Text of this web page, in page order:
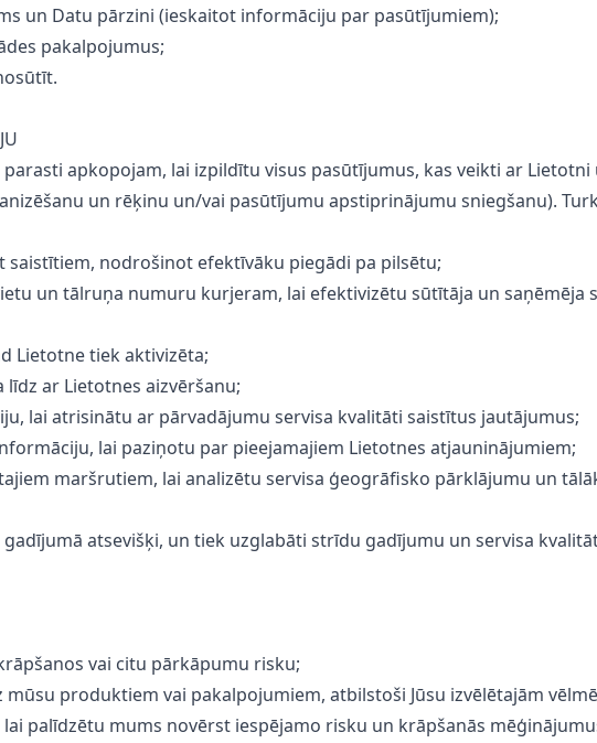
un Datu pārzini (ieskaitot informāciju par pasūtījumiem);
pakalpojumus;
apkopojam, lai izpildītu visus pasūtījumus, kas veikti ar
un rēķinu un/vai pasūtījumu apstiprinājumu sniegšanu).
nodrošinot efektīvāku piegādi pa pilsētu;
un tālruņa numuru kurjeram, lai efektivizētu sūtītāja un saņēmēja
Lietotne tiek aktivizēta;
ar Lietotnes aizvēršanu;
lai atrisinātu ar pārvadājumu servisa kvalitāti saistītus jautājumus;
lai paziņotu par pieejamajiem Lietotnes atjauninājumiem;
maršrutiem, lai analizētu servisa ģeogrāfisko pārklājumu un
atsevišķi, un tiek uzglabāti strīdu gadījumu un servisa
vai citu pārkāpumu risku;
produktiem vai pakalpojumiem, atbilstoši Jūsu izvēlētajām
palīdzētu mums novērst iespējamo risku un krāpšanās